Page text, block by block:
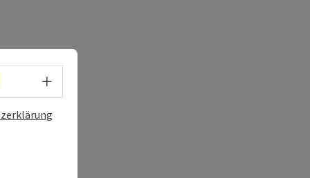
Sprachwahl - Menü öffnen